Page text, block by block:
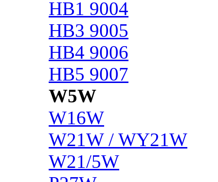
HB1 9004
HB3 9005
HB4 9006
HB5 9007
W5W
W16W
W21W / WY21W
W21/5W